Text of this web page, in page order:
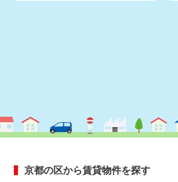
京都の区から賃貸物件を探す